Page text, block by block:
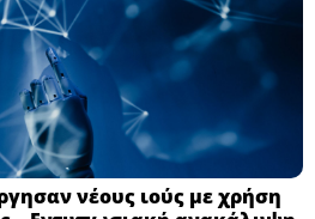
νέους ιούς με χρήση